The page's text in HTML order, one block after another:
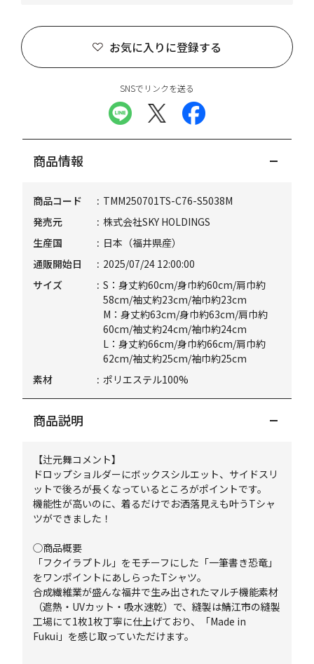
お気に入りに登録する
SNSでリンクを送る
商品情報
商品コード
TMM250701TS-C76-S5038M
発売元
株式会社SKY HOLDINGS
生産国
日本（福井県産）
通販開始日
2025/07/24 12:00:00
サイズ
S：身丈約60cm/身巾約60cm/肩巾約
58cm/袖丈約23cm/袖巾約23cm
M：身丈約63cm/身巾約63cm/肩巾約
60cm/袖丈約24cm/袖巾約24cm
L：身丈約66cm/身巾約66cm/肩巾約
62cm/袖丈約25cm/袖巾約25cm
素材
ポリエステル100%
商品説明
【辻元舞コメント】
ドロップショルダーにボックスシルエット、サイドスリ
ットで後ろが長くなっているところがポイントです。
機能性が高いのに、着るだけでお洒落見えも叶うTシャ
ツができました！
◯商品概要
「フクイラプトル」をモチーフにした「一筆書き恐竜」
をワンポイントにあしらったTシャツ。
合成繊維業が盛んな福井で生み出されたマルチ機能素材
（遮熱・UVカット・吸水速乾）で、縫製は鯖江市の縫製
工場にて1枚1枚丁寧に仕上げており、「Made in
Fukui」を感じ取っていただけます。